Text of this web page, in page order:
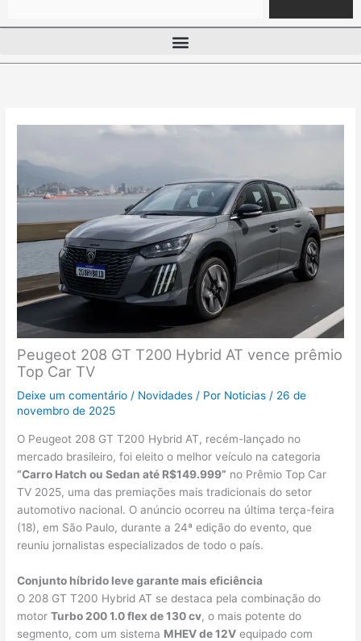
Peugeot 208 GT T200 Hybrid AT vence prêmio
Top Car TV
Deixe um comentário / Novidades / Por Noticias / 26 de
novembro de 2025
O Peugeot 208 GT T200 Hybrid AT, recém-lançado no
mercado brasileiro, foi eleito o melhor veículo na categoria
“Carro Hatch ou Sedan até R$149.999” no Prêmio Top Car
TV 2025, uma das premiações mais tradicionais do setor
automotivo nacional. O anúncio ocorreu na última terça-feira
(18), em São Paulo, durante a 24ª edição do evento, que
reuniu jornalistas especializados de todo o país.
Conjunto híbrido leve garante mais eficiência
O 208 GT T200 Hybrid AT se destaca pela combinação do
motorTurbo 200 1.0 flex de 130 cv, o mais potente do
segmento, com um sistema MHEV de 12V equipado com